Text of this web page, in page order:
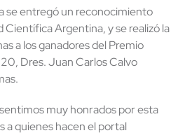
se entregó un reconocimiento
Científica Argentina, y se realizó la
a los ganadores del Premio
Dres. Juan Carlos Calvo
muy honrados por esta
a quienes hacen el portal